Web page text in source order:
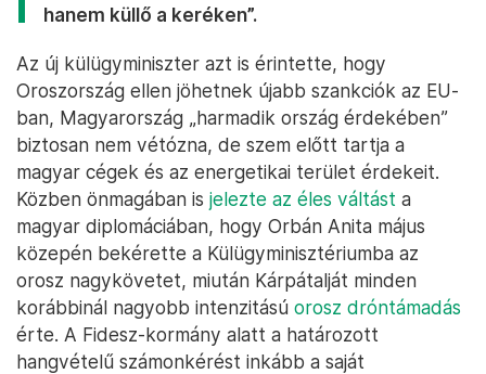
hanem küllő a keréken”.
Az új külügyminiszter azt is érintette, hogy
Oroszország ellen jöhetnek újabb szankciók az EU-
ban, Magyarország „harmadik ország érdekében”
biztosan nem vétózna, de szem előtt tartja a
magyar cégek és az energetikai terület érdekeit.
Közben önmagában is jelezte az éles váltást a
magyar diplomáciában, hogy Orbán Anita május
közepén bekérette a Külügyminisztériumba az
orosz nagykövetet, miután Kárpátalját minden
korábbinál nagyobb intenzitású orosz dróntámadás
érte. A Fidesz-kormány alatt a határozott
hangvételű számonkérést inkább a saját